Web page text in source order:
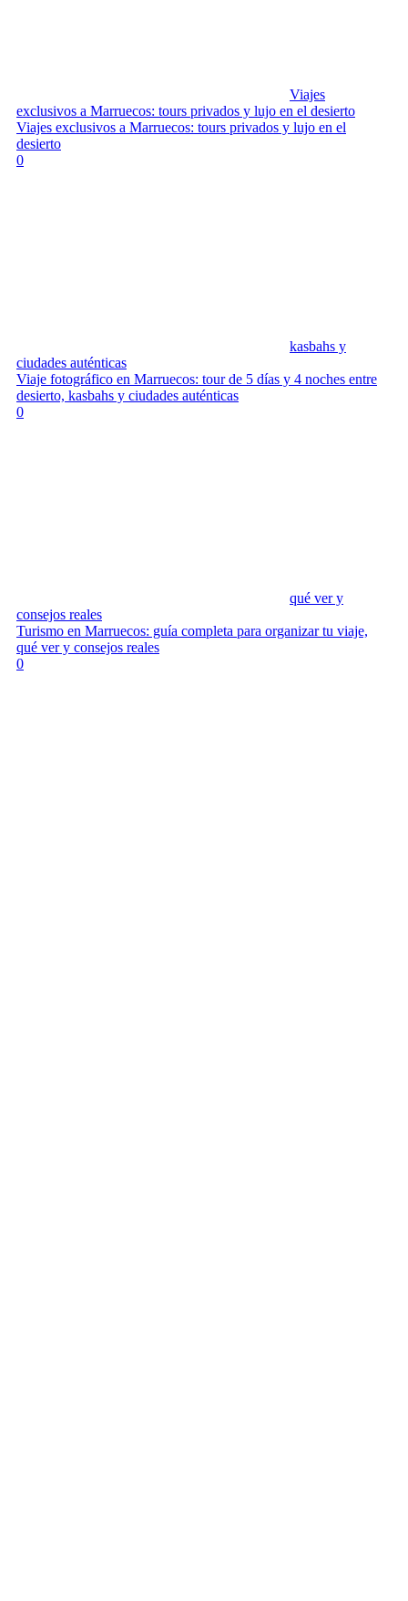
Viajes
exclusivos a Marruecos: tours privados y lujo en el desierto
Viajes exclusivos a Marruecos: tours privados y lujo en el
desierto
0
kasbahs y
ciudades auténticas
Viaje fotográfico en Marruecos: tour de 5 días y 4 noches entre
desierto, kasbahs y ciudades auténticas
0
qué ver y
consejos reales
Turismo en Marruecos: guía completa para organizar tu viaje,
qué ver y consejos reales
0